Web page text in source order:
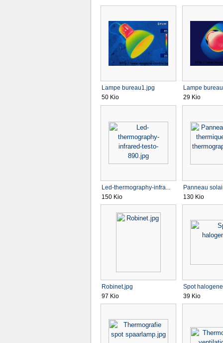
Lampe bureau1.jpg
50 Kio
Lampe
29 Kio
Led-thermography-infra...
150 Kio
Panneau
130 Kio
Robinet.jpg
97 Kio
Spot
39 Kio